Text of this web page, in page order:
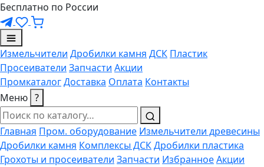
Бесплатно по России
Измельчители Дробилки камня ДСК Пластик
Просеиватели Запчасти Акции
ПромкаталогДоставка Оплата Контакты
Меню ?
Главная Пром. оборудование Измельчители древесины
Дробилки камня Комплексы ДСКДробилки пластика
Грохоты и просеиватели Запчасти ИзбранноеАкции